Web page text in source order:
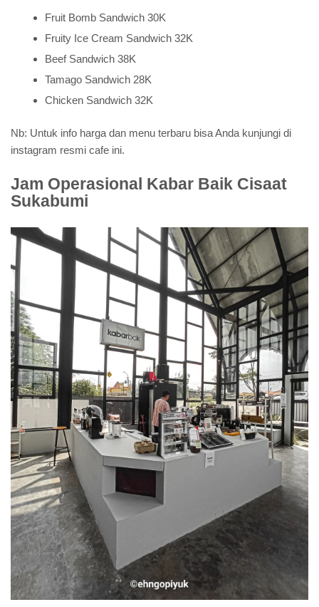
Fruit Bomb Sandwich 30K
Fruity Ice Cream Sandwich 32K
Beef Sandwich 38K
Tamago Sandwich 28K
Chicken Sandwich 32K
Nb: Untuk info harga dan menu terbaru bisa Anda kunjungi di
instagram resmi cafe ini.
Jam Operasional Kabar Baik Cisaat
Sukabumi